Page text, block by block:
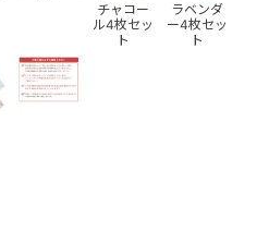
チャコー
ル4枚セッ
ト
ラベンダ
ー4枚セッ
ト